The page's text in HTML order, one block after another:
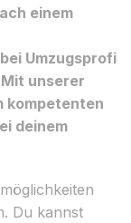
einem
Umzugsprofi
unserer
kompetenten
deinem
Du kannst